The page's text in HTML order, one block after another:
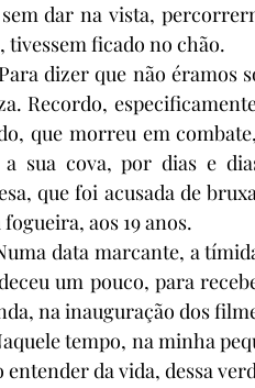
dar na vista,
tivessem ficado no chão.
dizer que não éramos só
Recordo,
que morreu em
sua cova, por dias e
que foi acusada de
aos 19 anos.
data marcante, a tímida
um pouco, para
na inauguração dos
tempo, na minha
entender da vida, dessa